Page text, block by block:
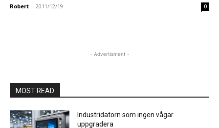
Robert - 2011/12/19 0
- Advertisment -
MOST READ
Industridatorn som ingen vågar
uppgradera